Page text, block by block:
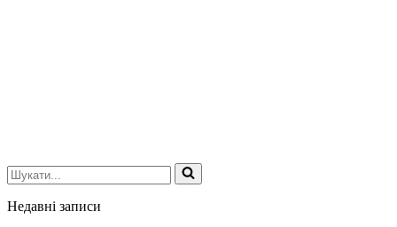
Шукати...
Недавні записи